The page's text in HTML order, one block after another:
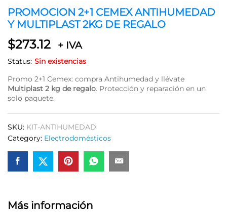
PROMOCION 2+1 CEMEX ANTIHUMEDAD
Y MULTIPLAST 2KG DE REGALO
$273.12 + IVA
Status: Sin existencias
Promo 2+1 Cemex: compra Antihumedad y llévate
Multiplast 2 kg de regalo. Protección y reparación en un
solo paquete.
SKU: KIT-ANTIHUMEDAD
Category: Electrodomésticos
Más información